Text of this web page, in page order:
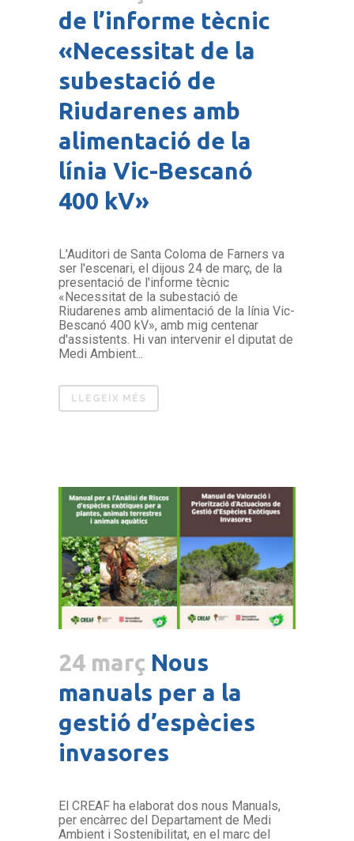
de l’informe tècnic
«Necessitat de la
subestació de
Riudarenes amb
alimentació de la
línia Vic-Bescanó
400 kV»
L'Auditori de Santa Coloma de Farners va
ser l'escenari, el dijous 24 de març, de la
presentació de l'informe tècnic
«Necessitat de la subestació de
Riudarenes amb alimentació de la línia Vic-
Bescanó 400 kV», amb mig centenar
d'assistents. Hi van intervenir el diputat de
Medi Ambient...
LLEGEIX MÉS
24 març Nous
manuals per a la
gestió d’espècies
invasores
El CREAF ha elaborat dos nous Manuals,
per encàrrec del Departament de Medi
Ambient i Sostenibilitat, en el marc del